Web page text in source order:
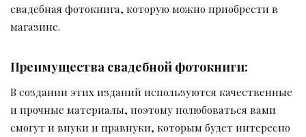
свадебная фотокнига, которую можно приобрести в
магазине.
Преимущества свадебной фотокниги:
В создании этих изданий используются качественные
и прочные материалы, поэтому полюбоваться вами
смогут и внуки и правнуки, которым будет интересно